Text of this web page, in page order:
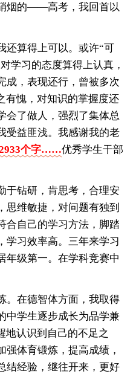
烟的——高考，我回首以
还算得上可以。或许“可
学习的态度算得上认真，
成，表现还行，曾被多次
有愧，对知识的掌握度还
会了做人，强烈了集体总
受益匪浅。我感谢我的老
个字……优秀学生干部
于钻研，肯思考，合理安
思维敏捷，对问题有独到
合自己的学习方法，脚踏
学习效率高。三年来学习
年级第一。在学科竞赛中
。在德智体方面，我取得
中学生逐步成长为品学兼
地认识到自己的不足之
强体育锻炼，提高成绩，
结经验，继往开来，更好